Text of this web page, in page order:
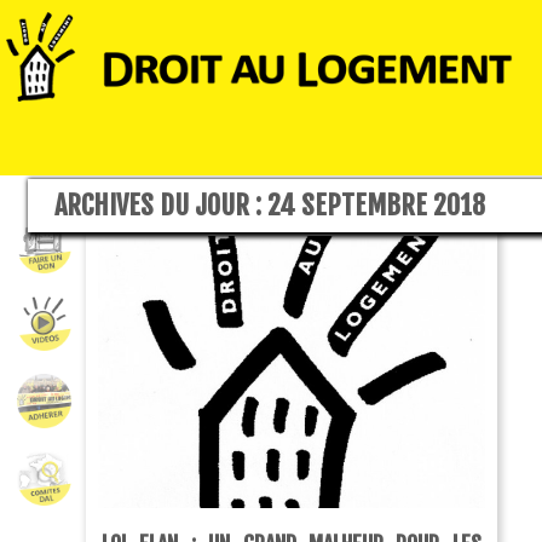
ARCHIVES DU JOUR : 24 SEPTEMBRE 2018